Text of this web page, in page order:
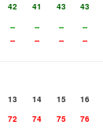
42 41 43 43
-- -- -- --
-- -- -- --
13 14 15 16
72 74 75 76